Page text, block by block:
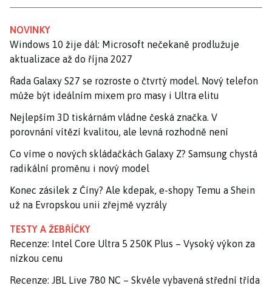
NOVINKY
Windows 10 žije dál: Microsoft nečekaně prodlužuje
aktualizace až do října 2027
Řada Galaxy S27 se rozroste o čtvrtý model. Nový telefon
může být ideálním mixem pro masy i Ultra elitu
Nejlepším 3D tiskárnám vládne česká značka. V
porovnání vítězí kvalitou, ale levná rozhodně není
Co víme o nových skládačkách Galaxy Z? Samsung chystá
radikální proměnu i nový model
Konec zásilek z Číny? Ale kdepak, e-shopy Temu a Shein
už na Evropskou unii zřejmě vyzrály
TESTY A ŽEBŘÍČKY
Recenze: Intel Core Ultra 5 250K Plus – Vysoký výkon za
nízkou cenu
Recenze: JBL Live 780 NC – Skvěle vybavená střední třída